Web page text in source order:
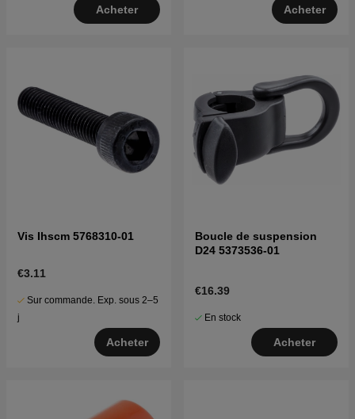
Acheter Acheter
Vis Ihscm 5768310-01
€3.11
Sur commande. Exp. sous 2–5
j
Acheter
Boucle de suspension
D24 5373536-01
€16.39
En stock
Acheter